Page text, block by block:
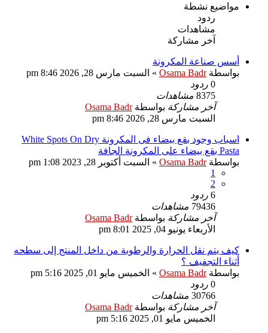
مواضيع نشطة
ردود
مشاهدات
آخر مشاركة
أسس صناعة المكرونة
بواسطةOsama Badr
» السبت مارس 28, 2026 8:46 pm
0 ردود
8375 مشاهدات
آخر مشاركة بواسطةOsama Badr
السبت مارس 28, 2026 8:46 pm
اسباب وجود بقع بيضاء فى المكرونة White Spots On Dry
Pasta بقع بيضاء على المكرونة الجافة
بواسطةOsama Badr
» السبت أكتوبر 28, 2023 1:08 pm
1
2
6 ردود
79436 مشاهدات
آخر مشاركة بواسطةOsama Badr
الأربعاء يونيو 04, 2025 8:01 pm
كيف يتم نقل الحرارة والرطوبة من داخل المنتج إلى سطحه
أثناء التجفيف ؟
بواسطةOsama Badr
» الخميس مايو 01, 2025 5:16 pm
0 ردود
30766 مشاهدات
آخر مشاركة بواسطةOsama Badr
الخميس مايو 01, 2025 5:16 pm